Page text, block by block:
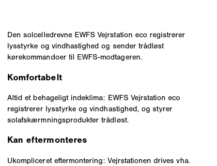
Den solcelledrevne EWFS Vejrstation eco registrerer
lysstyrke og vindhastighed og sender trådløst
kørekommandoer til EWFS-modtageren.
Komfortabelt
Altid et behageligt indeklima: EWFS Vejrstation eco
registrerer lysstyrke og vindhastighed, og styrer
solafskærmningsprodukter trådløst.
Kan eftermonteres
Ukompliceret eftermontering: Vejrstationen drives vha.